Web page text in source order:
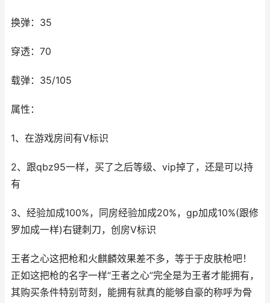
换弹：35
穿透：70
载弹：35/105
属性：
1、在游戏房间有V标识
2、跟qbz95一样，买了之后等级、vip掉了，还是可以持
有
3、经验加成100%，同房经验加成20%，gp加成10%(跟修
罗加成一样)右键刺刀，创房V标识
王者之心这把枪和火麒麟效果差不多，等于于皮肤枪吧！
正如这把枪的名字一样“王者之心”完全是为王者才能拥有，
其购买条件特别苛刻，能拥有就真的能够自豪的称呼为骨